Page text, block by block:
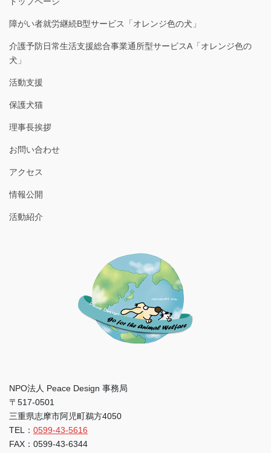
障がい者就労継続B型サービス「オレンジ色の犬」
介護予防日常生活支援総合事業通所型サービスA「オレンジ色の
犬」
活動支援
保護犬猫
理事長挨拶
お問い合わせ
アクセス
情報公開
活動紹介
NPO法人 Peace Design 事務局
〒517-0501
三重県志摩市阿児町鵜方4050
TEL： 0599-43-5616
FAX：0599-43-6344